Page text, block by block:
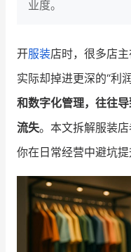
新零售资讯
培训课程
增长俱乐部
增长俱乐部
业度。
开服装店时，很多店主
实际却掉进更深的“利润
和数字化管理，往往
流失。本文拆解服装
你在日常经营中避坑提